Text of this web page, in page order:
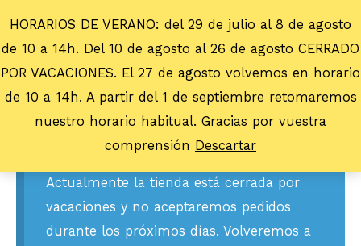
HORARIOS DE VERANO: del 29 de julio al 8 de agosto
de 10 a 14h. Del 10 de agosto al 26 de agosto CERRADO
POR VACACIONES. El 27 de agosto volvemos en horario
de 10 a 14h. A partir del 1 de septiembre retomaremos
nuestro horario habitual. Gracias por vuestra
comprensión Descartar
Actualmente la tienda está cerrada por
vacaciones y no aceptaremos pedidos
durante los próximos días. Volveremos a